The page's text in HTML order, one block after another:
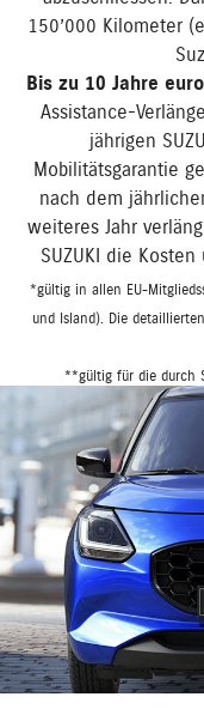
150’000 Kilometer
Bis zu 10 Jahre
Assistance-
jährigen
Mobilitätsgarantie
nach dem
weiteres Jahr
SUZUKI die
*gültig in allen EU-
und Island). Die
**gültig für die durch